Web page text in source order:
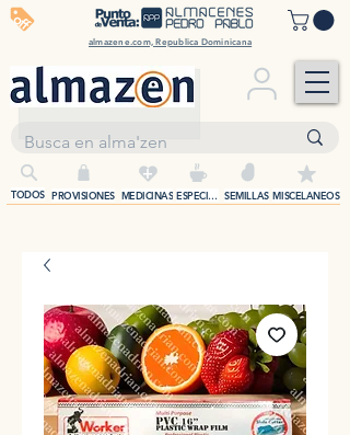
almazene.com, Republica Dominicana
off
+
PROVISIONES MEDICINAS SEMILLAS
ESPECIAS MISCELANEOS
TODOS